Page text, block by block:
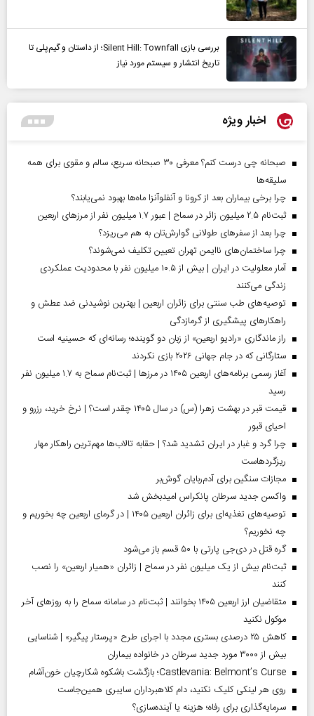
بررسی بازی Silent Hill: Townfall؛ از داستان و گیم‌پلی تا
تاریخ انتشار و سیستم مورد نیاز
اخبار ویژه
صبحانه چی درست کنم؟ معرفی ۳۰ صبحانه سریع، سالم و مقوی برای همه
سلیقه‌ها
چرا برخی بیماران بعد از کرونا و آنفلوآنزا ماه‌ها بهبود نمی‌یابند؟
ثبت‌نام ۲.۵ میلیون زائر در سماح | عبور ۱.۷ میلیون نفر از مرز‌های اربعین
چرا بعد از سفرهای طولانی گوارش‌تان به هم می‌ریزد؟
چرا ساختمان‌های ناایمن تهران تعیین تکلیف نمی‌شوند؟
آمار معلولیت در ایران | بیش از ۱۰.۵ میلیون نفر با محدودیت عملکردی
زندگی می‌کنند
توصیه‌های طب سنتی برای زائران اربعین | بهترین نوشیدنی ضد عطش و
راهکارهای پیشگیری از گرمازدگی
راز ماندگاری «رادیو اربعین» از زبان دو گوینده؛ رسانه‌ای که حسینیه است
ستارگانی که در جام جهانی ۲۰۲۶ بازی نکردند
آغاز رسمی برنامه‌های اربعین ۱۴۰۵ در مرز‌ها | ثبت‌نام سماح به ۱.۷ میلیون نفر
رسید
قیمت قبر در بهشت زهرا (س) در سال ۱۴۰۵ چقدر است؟ | نرخ خرید، رزرو و
احیای قبور
چرا گرد و غبار در ایران تشدید شد؟ | حقابه تالاب‌ها مهم‌ترین راهکار مهار
ریزگردهاست
مجازات سنگین برای آدم‌ربایان گوش‌بر
واکسن جدید سرطان پانکراس امیدبخش شد
توصیه‌های تغذیه‌ای برای زائران اربعین ۱۴۰۵ | در گرمای اربعین چه بخوریم و
چه نخوریم؟
گره قتل در دی‌جی پارتی با ۵۰ قسم باز می‌شود
ثبت‌نام بیش از یک میلیون نفر در سماح | زائران «همیار اربعین» را نصب
کنند
متقاضیان ارز اربعین ۱۴۰۵ بخوانند | ثبت‌نام در سامانه سماح را به روز‌های آخر
موکول نکنید
کاهش ۲۵ درصدی بستری مجدد با اجرای طرح «پرستار پیگیر» | شناسایی
بیش از ۳۰۰۰ مورد جدید سرطان در خانواده بیماران
Castlevania: Belmont’s Curse؛ بازگشت باشکوه شکارچیان خون‌آشام
روی هر لینکی کلیک نکنید، دام کلاهبرداران سایبری همین‌جاست
سرمایه‌گذاری برای رفاه؛ هزینه یا آینده‌سازی؟